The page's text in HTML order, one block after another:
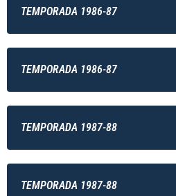
TEMPORADA 1986-87
TEMPORADA 1986-87
TEMPORADA 1987-88
TEMPORADA 1987-88